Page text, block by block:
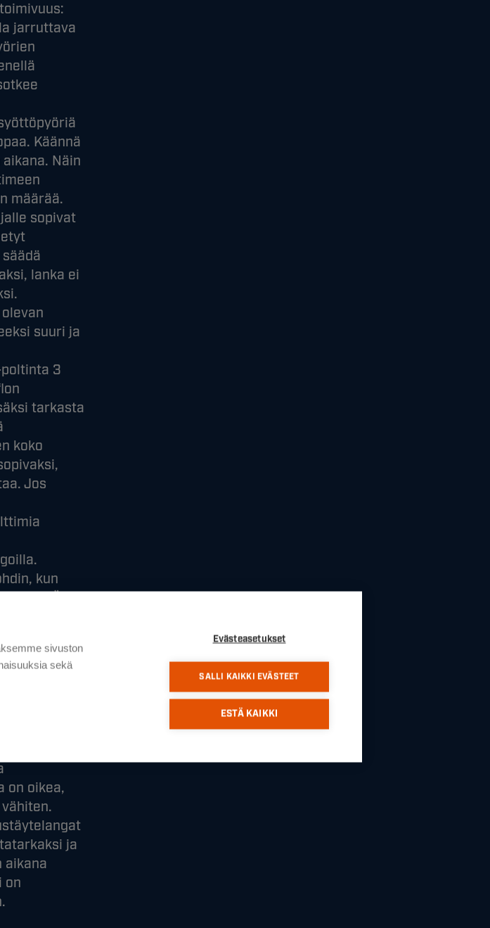
jarruttava
Käännä
Näin
määrää.
sopivat
lanka ei
suuri ja
3
tarkasta
koko
Jos
kun
kulkua.
on oikea,
ja
aikana
on
sivuston
sekä
Evästeasetukset
SALLI KAIKKI EVÄSTEET
ESTÄ KAIKKI